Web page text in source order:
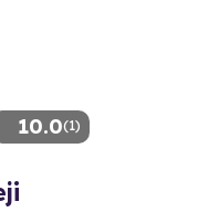
10.0(1)